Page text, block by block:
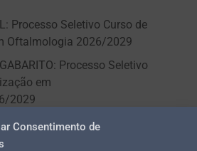
Consentimento de
Processo Seletivo Curso de
Oftalmologia 2026/2029
Processo Seletivo
em
2029
Processo Seletivo
em